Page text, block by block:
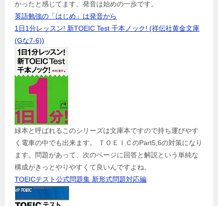
かったと感じてます。発音は始めの一歩です。
英語勉強の「はじめ」は発音から
1日1分レッスン! 新TOEIC Test 千本ノック! (祥伝社黄金文庫
(Gな7-6))
緑本と呼ばれるこのシリーズは文庫本ですので持ち運びやす
く電車の中でも出来ます。 ＴＯＥＩＣのPart5,6の対策になり
ます。問題があって、次のページに回答と解説という単純な
構成がきっとやりやすくて良いんですよね。
TOEICテスト公式問題集 新形式問題対応編